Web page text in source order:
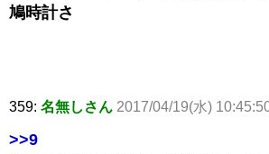
鳩時計さ
359: 名無しさん 2017/04/19(水)
>>9